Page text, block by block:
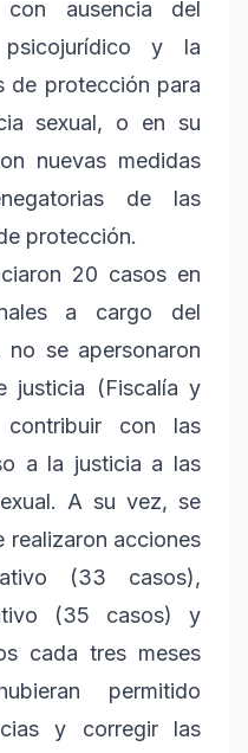
ausencia del
psicojurídico y la
de protección para
sexual, o en su
nuevas medidas
de las
protección.
20 casos en
a cargo del
se apersonaron
justicia (Fiscalía y
con las
a la justicia a las
A su vez, se
realizaron acciones
(33 casos),
(35 casos) y
cada tres meses
permitido
y corregir las